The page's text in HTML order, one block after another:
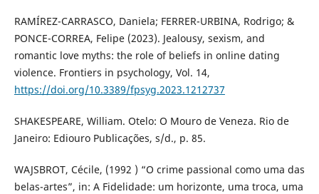
RAMÍREZ-CARRASCO, Daniela; FERRER-URBINA, Rodrigo; &
PONCE-CORREA, Felipe (2023). Jealousy, sexism, and
romantic love myths: the role of beliefs in online dating
violence. Frontiers in psychology, Vol. 14,
https://doi.org/10.3389/fpsyg.2023.1212737
SHAKESPEARE, William. Otelo: O Mouro de Veneza. Rio de
Janeiro: Ediouro Publicações, s/d., p. 85.
WAJSBROT, Cécile, (1992 ) “O crime passional como uma das
belas-artes”, in: A Fidelidade: um horizonte, uma troca, uma